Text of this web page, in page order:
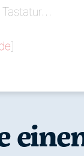
Tastatur…
]